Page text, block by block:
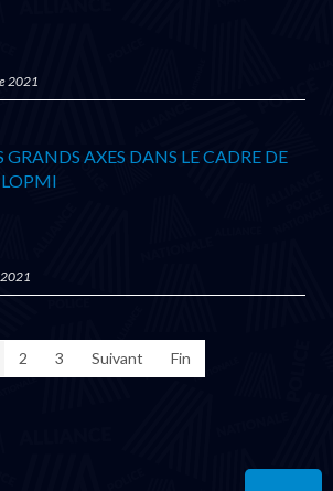
2021
GRANDS AXES DANS LE CADRE DE
2021
2 3 Suivant Fin